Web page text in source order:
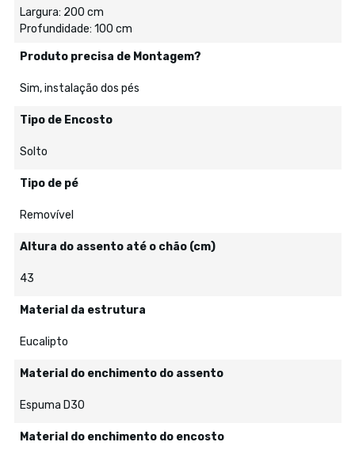
Largura: 200 cm
Profundidade: 100 cm
Produto precisa de Montagem?
Sim, instalação dos pés
Tipo de Encosto
Solto
Tipo de pé
Removível
Altura do assento até o chão (cm)
43
Material da estrutura
Eucalipto
Material do enchimento do assento
Espuma D30
Material do enchimento do encosto